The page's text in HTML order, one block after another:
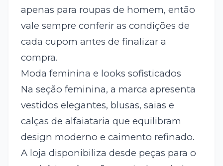
apenas para roupas de homem, então
vale sempre conferir as condições de
cada cupom antes de finalizar a
compra.
Moda feminina e looks sofisticados
Na seção feminina, a marca apresenta
vestidos elegantes, blusas, saias e
calças de alfaiataria que equilibram
design moderno e caimento refinado.
A loja disponibiliza desde peças para o